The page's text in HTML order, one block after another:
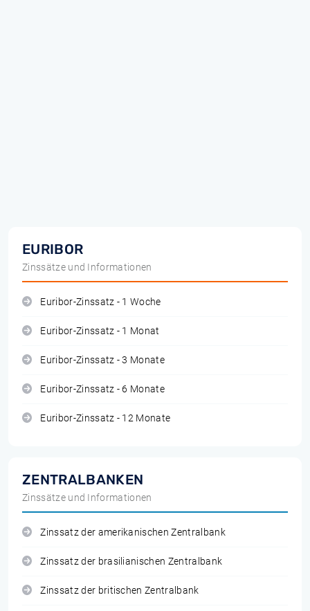
EURIBOR
Zinssätze und Informationen
Euribor-Zinssatz - 1 Woche
Euribor-Zinssatz - 1 Monat
Euribor-Zinssatz - 3 Monate
Euribor-Zinssatz - 6 Monate
Euribor-Zinssatz - 12 Monate
ZENTRALBANKEN
Zinssätze und Informationen
Zinssatz der amerikanischen Zentralbank
Zinssatz der brasilianischen Zentralbank
Zinssatz der britischen Zentralbank